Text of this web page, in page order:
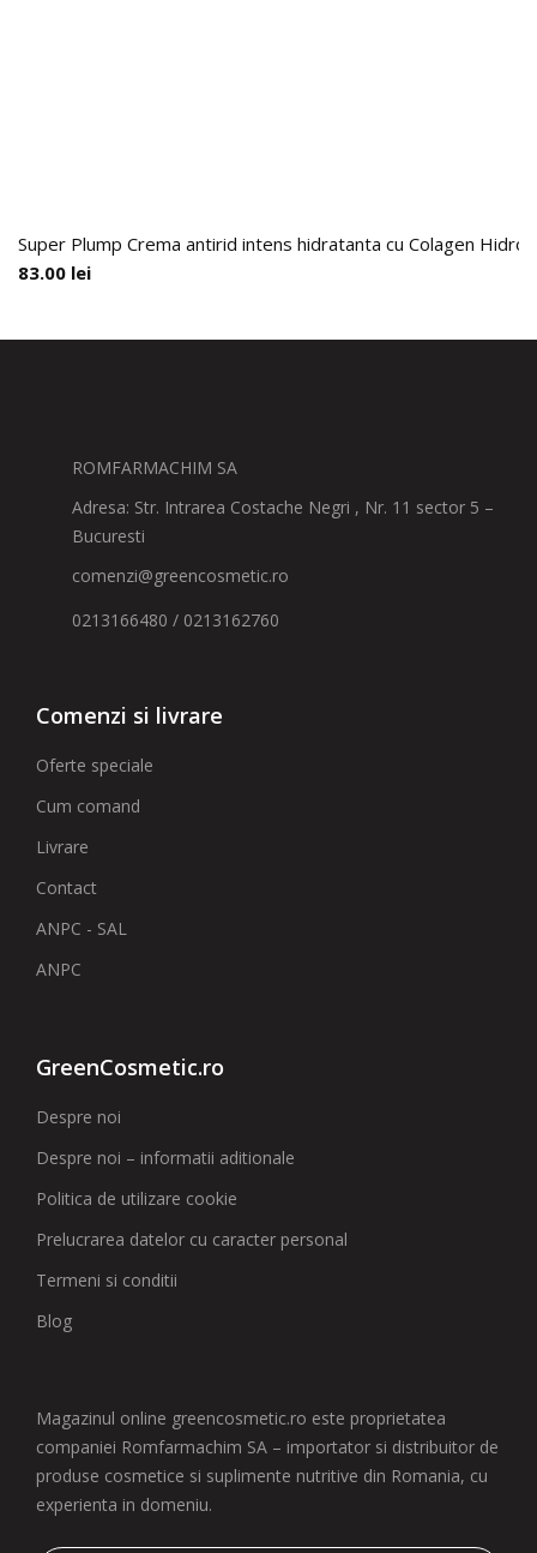
Super Plump Crema antirid intens hidratanta cu Colagen
83.00 lei
ROMFARMACHIM SA
Adresa: Str. Intrarea Costache Negri , Nr. 11 sector 5 –
Bucuresti
comenzi@greencosmetic.ro
0213166480 / 0213162760
Comenzi si livrare
Oferte speciale
Cum comand
Livrare
Contact
ANPC - SAL
ANPC
GreenCosmetic.ro
Despre noi
Despre noi – informatii aditionale
Politica de utilizare cookie
Prelucrarea datelor cu caracter personal
Termeni si conditii
Blog
Magazinul online greencosmetic.ro este proprietatea
companiei Romfarmachim SA – importator si distribuitor de
produse cosmetice si suplimente nutritive din Romania, cu
experienta in domeniu.